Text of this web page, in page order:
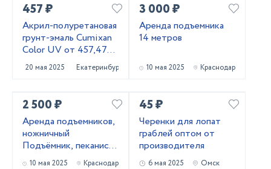
457 ₽
Акрил-полуретановая
грунт-эмаль Cumixan
Color UV от 457,47
рублей
20 мая 2025 Екатеринбург
3 000 ₽
Аренда подъемника
14 метров
10 мая 2025 Краснодар
2 500 ₽
Аренда подъемников,
ножничный
Подъёмник, пеканиска
в аренду
10 мая 2025 Краснодар
45 ₽
Черенки для лопат
граблей оптом от
производителя
6 мая 2025 Омск